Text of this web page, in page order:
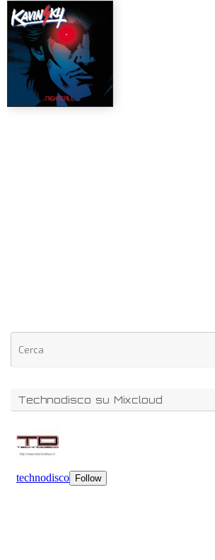
Technodisco su Mixcloud